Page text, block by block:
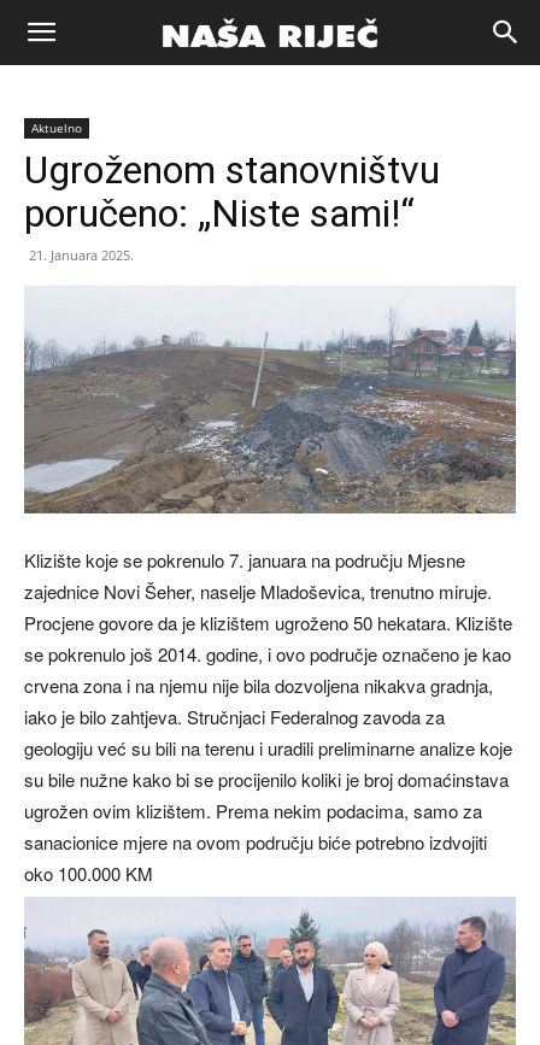
Naša
riječ
Zenica
Aktuelno
Ugroženom stanovništvu
poručeno: „Niste sami!“
21. Januara 2025.
Klizište koje se pokrenulo 7. januara na području Mjesne
zajednice Novi Šeher, naselje Mladoševica, trenutno miruje.
Procjene govore da je klizištem ugroženo 50 hekatara. Klizište
se pokrenulo još 2014. godine, i ovo područje označeno je kao
crvena zona i na njemu nije bila dozvoljena nikakva gradnja,
iako je bilo zahtjeva. Stručnjaci Federalnog zavoda za
geologiju već su bili na terenu i uradili preliminarne analize koje
su bile nužne kako bi se procijenilo koliki je broj domaćinstava
ugrožen ovim klizištem. Prema nekim podacima, samo za
sanacionice mjere na ovom području biće potrebno izdvojiti
oko 100.000 KM